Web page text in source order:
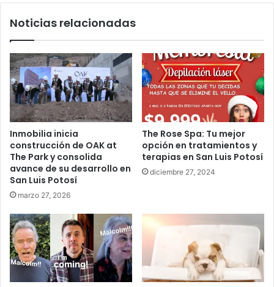
Noticias relacionadas
Inmobilia inicia
construcción de OAK at
The Park y consolida
avance de su desarrollo en
San Luis Potosí
marzo 27, 2026
The Rose Spa: Tu mejor
opción en tratamientos y
terapias en San Luis Potosí
diciembre 27, 2024